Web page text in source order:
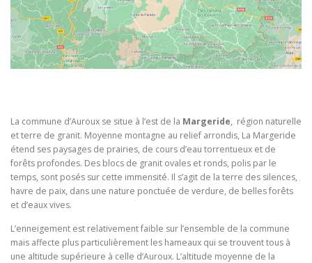
La commune d’Auroux se situe à l’est de la Margeride, région naturelle
et terre de granit. Moyenne montagne au relief arrondis, La Margeride
étend ses paysages de prairies, de cours d’eau torrentueux et de
forêts profondes. Des blocs de granit ovales et ronds, polis par le
temps, sont posés sur cette immensité. Il s’agit de la terre des silences,
havre de paix, dans une nature ponctuée de verdure, de belles forêts
et d’eaux vives.
L’enneigement est relativement faible sur l’ensemble de la commune
mais affecte plus particulièrement les hameaux qui se trouvent tous à
une altitude supérieure à celle d’Auroux. L’altitude moyenne de la